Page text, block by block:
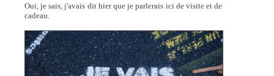
Oui, je sais, j'avais dit hier que je parlerais ici de visite et de
cadeau.